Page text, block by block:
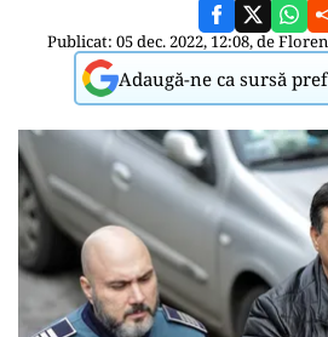
Publicat: 05 dec. 2022, 12:08, de
Adaugă-ne ca sursă